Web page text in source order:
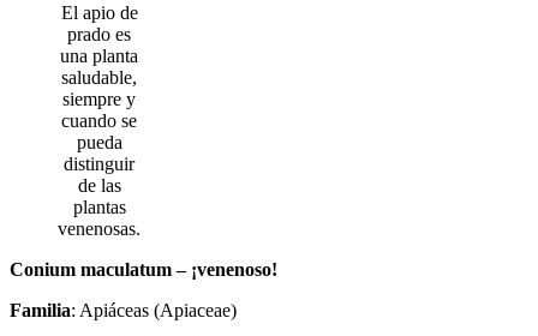
El apio de
prado es
una planta
saludable,
siempre y
cuando se
pueda
distinguir
de las
plantas
venenosas.
Conium maculatum – ¡venenoso!
Familia: Apiáceas (Apiaceae)